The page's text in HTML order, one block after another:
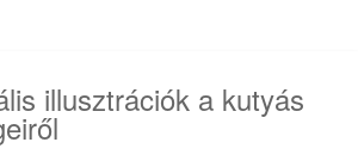
illusztrációk a kutyás